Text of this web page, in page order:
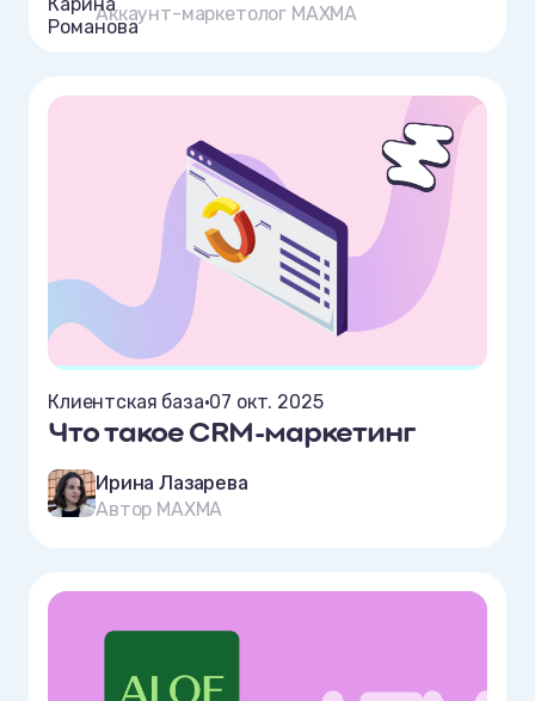
Аккаунт-маркетолог MAXMA
Клиентская база•07 окт. 2025
Что такое CRM-маркетинг
Ирина Лазарева
Автор MAXMA